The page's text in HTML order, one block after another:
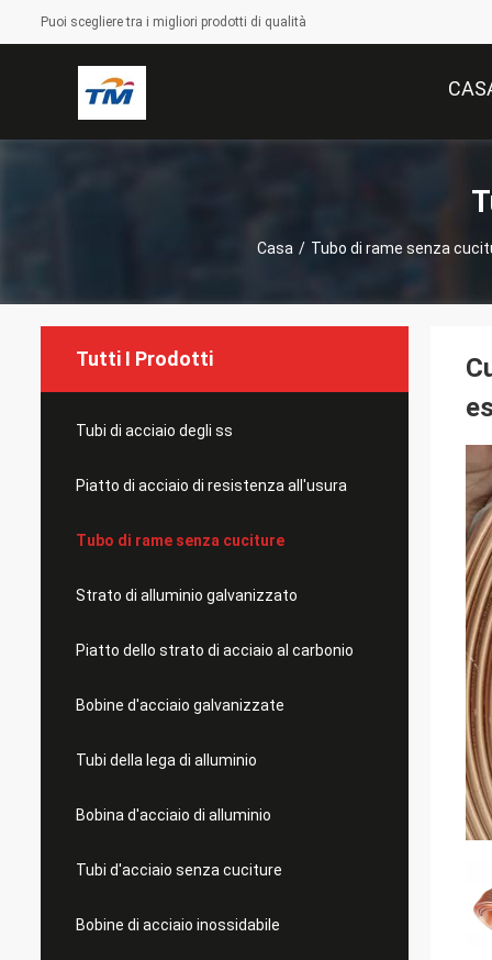
Puoi scegliere tra i migliori prodotti di qualità
Casa / Tubo di rame senza
Tutti I Prodotti
Tubi di acciaio degli ss
Piatto di acciaio di resistenza all'usura
Tubo di rame senza cuciture
Strato di alluminio galvanizzato
Piatto dello strato di acciaio al carbonio
Bobine d'acciaio galvanizzate
Tubi della lega di alluminio
Bobina d'acciaio di alluminio
Tubi d'acciaio senza cuciture
Bobine di acciaio inossidabile